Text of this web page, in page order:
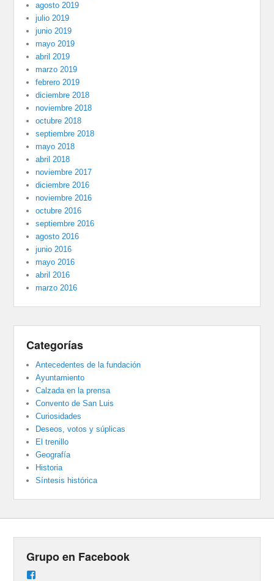
agosto 2019
julio 2019
junio 2019
mayo 2019
abril 2019
marzo 2019
febrero 2019
diciembre 2018
noviembre 2018
octubre 2018
septiembre 2018
mayo 2018
abril 2018
noviembre 2017
diciembre 2016
noviembre 2016
octubre 2016
septiembre 2016
agosto 2016
junio 2016
mayo 2016
abril 2016
marzo 2016
Categorías
Antecedentes de la fundación
Ayuntamiento
Calzada en la prensa
Convento de San Luis
Curiosidades
Deseos, votos y súplicas
El trenillo
Geografía
Historia
Síntesis histórica
Grupo en Facebook